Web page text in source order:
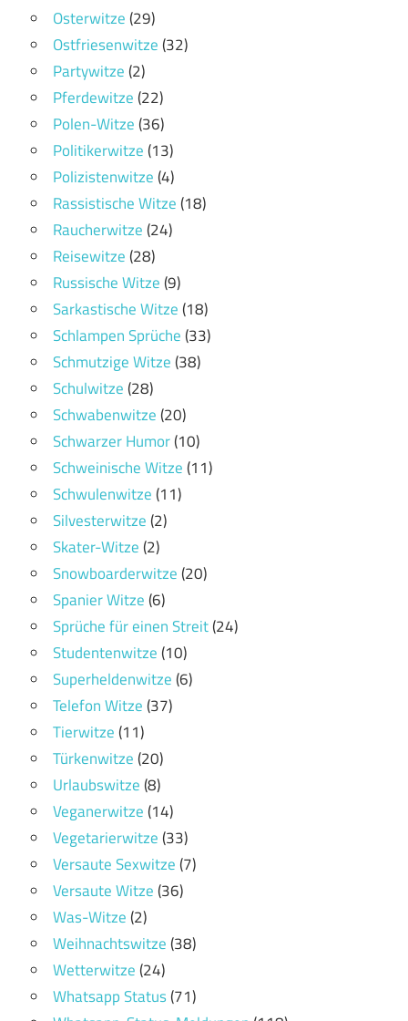
Osterwitze(29)
Ostfriesenwitze(32)
Partywitze(2)
Pferdewitze(22)
Polen-Witze(36)
Politikerwitze(13)
Polizistenwitze(4)
Rassistische Witze(18)
Raucherwitze(24)
Reisewitze(28)
Russische Witze(9)
Sarkastische Witze(18)
Schlampen Sprüche(33)
Schmutzige Witze(38)
Schulwitze(28)
Schwabenwitze(20)
Schwarzer Humor(10)
Schweinische Witze(11)
Schwulenwitze(11)
Silvesterwitze(2)
Skater-Witze(2)
Snowboarderwitze(20)
Spanier Witze(6)
Sprüche für einen Streit(24)
Studentenwitze(10)
Superheldenwitze(6)
Telefon Witze(37)
Tierwitze(11)
Türkenwitze(20)
Urlaubswitze(8)
Veganerwitze(14)
Vegetarierwitze(33)
Versaute Sexwitze(7)
Versaute Witze(36)
Was-Witze(2)
Weihnachtswitze(38)
Wetterwitze(24)
Whatsapp Status(71)